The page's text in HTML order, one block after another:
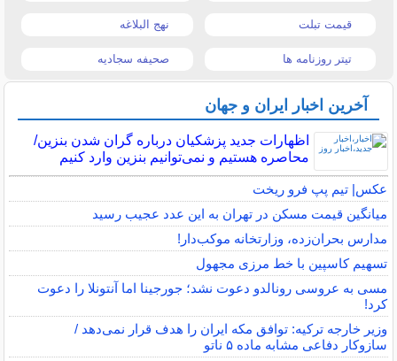
قیمت تبلت نهج البلاغه
تیتر روزنامه ها صحیفه سجادیه
آخرین اخبار ایران و جهان
اظهارات جدید پزشکیان درباره گران شدن بنزین/
محاصره هستیم و نمی‌توانیم بنزین وارد کنیم
عکس| تیم پپ فرو ریخت
میانگین قیمت مسکن در تهران به این عدد عجیب رسید
مدارس بحران‌زده، وزارتخانه موکب‌دار!
تسهیم کاسپین با خط مرزی مجهول
مسی به عروسی رونالدو دعوت نشد؛ جورجینا اما آنتونلا را دعوت
کرد!
وزیر خارجه ترکیه: توافق مکه ایران را هدف قرار نمی‌دهد /
سازوکار دفاعی مشابه ماده ۵ ناتو